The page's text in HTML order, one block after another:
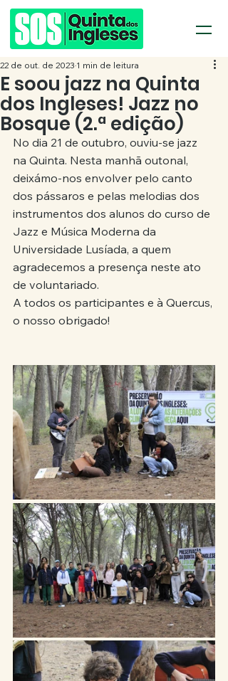
E soou jazz na Quinta
dos Ingleses! Jazz no
Bosque (2.ª edição)
22 de out. de 2023 1 min de leitura
No dia 21 de outubro, ouviu-se jazz
na Quinta. Nesta manhã outonal,
deixámo-nos envolver pelo canto
dos pássaros e pelas melodias dos
instrumentos dos alunos do curso de
Jazz e Música Moderna da
Universidade Lusíada, a quem
agradecemos a presença neste ato
de voluntariado.
A todos os participantes e à Quercus,
o nosso obrigado!